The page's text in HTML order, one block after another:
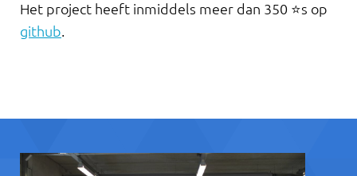
Het project heeft inmiddels meer dan 350 ⭐s op
github.